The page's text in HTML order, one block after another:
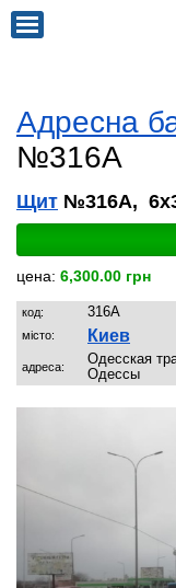
Адресна
№316A
Щит №316A,
цена: 6,300.00 грн
код: 316A
місто: Киев
адреса:
Одесская
Одессы